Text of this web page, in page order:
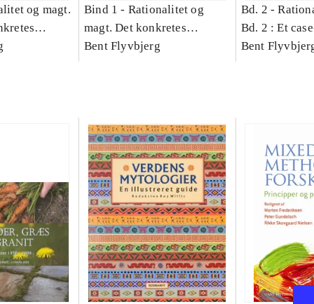
og magt.
Bind 1 - Rationalitet og
magt. Det konkretes
videnskab. Bind 1
Bent Flyvbjerg
Bd. 2 -
Bd. 2 : Et
studie af
Bent